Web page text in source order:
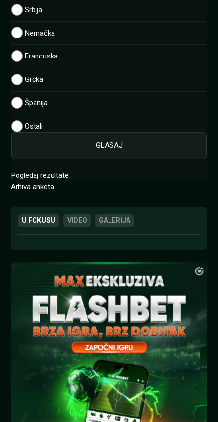
Srbija
Nemačka
Francuska
Grčka
Španija
Ostali
Pogledaj rezultate
Arhiva anketa
U FOKUSU VIDEO GALERIJA